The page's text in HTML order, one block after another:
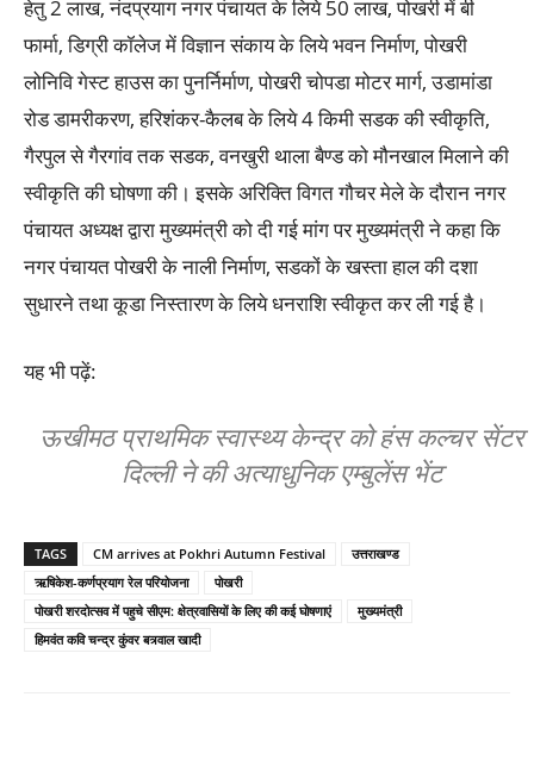
हेतु 2 लाख, नंदप्रयाग नगर पंचायत के लिये 50 लाख, पोखरी में बी
फार्मा, डिग्री कॉलेज में विज्ञान संकाय के लिये भवन निर्माण, पोखरी
लोनिवि गेस्ट हाउस का पुनर्निर्माण, पोखरी चोपडा मोटर मार्ग, उडामांडा
रोड डामरीकरण, हरिशंकर-कैलब के लिये 4 किमी सडक की स्वीकृति,
गैरपुल से गैरगांव तक सडक, वनखुरी थाला बैण्ड को मौनखाल मिलाने की
स्वीकृति की घोषणा की। इसके अरिक्ति विगत गौचर मेले के दौरान नगर
पंचायत अध्यक्ष द्वारा मुख्यमंत्री को दी गई मांग पर मुख्यमंत्री ने कहा कि
नगर पंचायत पोखरी के नाली निर्माण, सडकों के खस्ता हाल की दशा
सुधारने तथा कूडा निस्तारण के लिये धनराशि स्वीकृत कर ली गई है।
यह भी पढ़ें:
ऊखीमठ प्राथमिक स्वास्थ्य केन्द्र को हंस कल्चर सेंटर
दिल्ली ने की अत्याधुनिक एम्बुलेंस भेंट
TAGS CM arrives at Pokhri Autumn Festival
उत्तराखण्ड
ऋषिकेश-कर्णप्रयाग रेल परियोजना
पोखरी
पोखरी शरदोत्सव में पहुचे सीएम: क्षेत्रवासियों के लिए की कई घोषणाएं
मुख्यमंत्री
हिमवंत कवि चन्द्र कुंवर बत्र्वाल खादी